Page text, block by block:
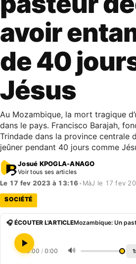
avoir
de 40
Jésus
Au Mozambique, la mort tragique
dans le pays. Francisco Barajah,
Trindade dans la province centrale
jeûner pendant 40 jours comme
Josué KPOGLA-ANAGO
Voir tous ses articles
Le 17 fev 2023 à 13:16• MàJ le 17 fev
SOCIÉTÉ
🎧 ÉCOUTER L'ARTICLE
0:00 / 0:00 🔊